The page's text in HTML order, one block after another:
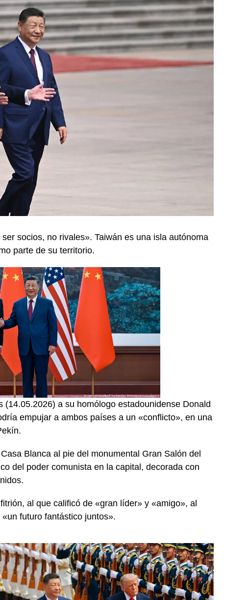
socios, no rivales». Taiwán​ es​​​​​ una isla autónoma
parte de su territorio.
a su homólogo estadounidense Donald
empujar a ambos países a un «conflicto», en una
Blanca al pie del monumental Gran Salón del
del poder comunista en la capital, decorada con
al que calificó de «gran líder» y «amigo», al
futuro fantástico juntos».